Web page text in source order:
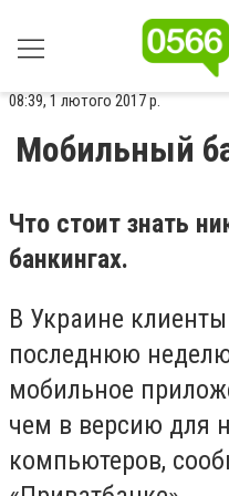
08:39, 1 лютого 2017 р.
Мобильный
Что стоит знать
банкингах.
В Украине
последнюю
мобильное
чем в версию для
компьютеров,